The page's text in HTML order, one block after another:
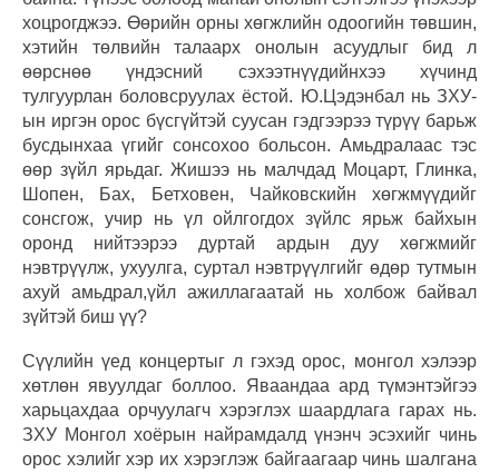
хоцрогджээ. Өөрийн орны хөгжлийн одоогийн төвшин,
хэтийн төлвийн талаарх онолын асуудлыг бид л
өөрснөө үндэсний сэхээтнүүдийнхээ хүчинд
тулгуурлан боловсруулах ёстой. Ю.Цэдэнбал нь ЗХУ-
ын иргэн орос бүсгүйтэй суусан гэдгээрээ түрүү барьж
бусдынхаа үгийг сонсохоо больсон. Амьдралаас тэс
өөр зүйл ярьдаг. Жишээ нь малчдад Моцарт, Глинка,
Шопен, Бах, Бетховен, Чайковскийн хөгжмүүдийг
сонсгож, учир нь үл ойлгогдох зүйлс ярьж байхын
оронд нийтээрээ дуртай ардын дуу хөгжмийг
нэвтрүүлж, ухуулга, суртал нэвтрүүлгийг өдөр тутмын
ахуй амьдрал,үйл ажиллагаатай нь холбож байвал
зүйтэй биш үү?
Сүүлийн үед концертыг л гэхэд орос, монгол хэлээр
хөтлөн явуулдаг боллоо. Яваандаа ард түмэнтэйгээ
харьцахдаа орчуулагч хэрэглэх шаардлага гарах нь.
ЗХУ Монгол хоёрын найрамдалд үнэнч эсэхийг чинь
орос хэлийг хэр их хэрэглэж байгаагаар чинь шалгана